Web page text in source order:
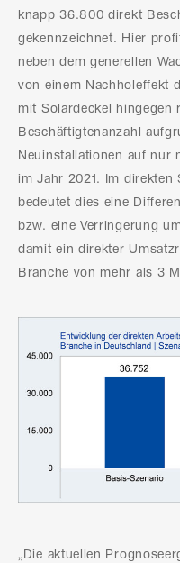
knapp 36.800 direkt
gekennzeichnet. Hier
neben dem generellen
von einem Nachholeffekt
mit Solardeckel hingegen
Beschäftigtenanzahl
Neuinstallationen auf nur
im Jahr 2021. Im direkten
bedeutet dies eine
bzw. eine Verringerung
damit ein direkter
Branche von mehr als 3
„Die aktuellen